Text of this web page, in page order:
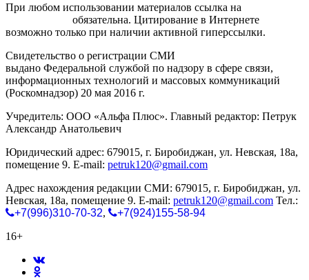
При любом использовании материалов ссылка на
обязательна. Цитирование в Интернете
возможно только при наличии активной гиперссылки.
Свидетельство о регистрации СМИ
выдано Федеральной службой по надзору в сфере связи,
информационных технологий и массовых коммуникаций
(Роскомнадзор) 20 мая 2016 г.
Учредитель: ООО «Альфа Плюс». Главный редактор: Петрук
Александр Анатольевич
Юридический адрес: 679015, г. Биробиджан, ул. Невская, 18а,
помещение 9. E-mail: petruk120@gmail.com
Адрес нахождения редакции СМИ: 679015, г. Биробиджан, ул.
Невская, 18а, помещение 9. E-mail: petruk120@gmail.com Тел.:
+7(996)310-70-32,
+7(924)155-58-94
16+